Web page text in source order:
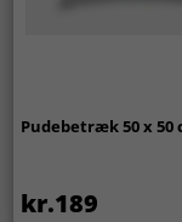
Pudebetræk 50 x 50
kr.189